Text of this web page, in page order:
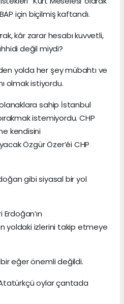
için biçilmiş kaftandı.
kâr zarar hesabı kuvvetli,
değil miydi?
yolda her şey mübahtı ve
olmak istiyordu.
sahip İstanbul
istemiyordu. CHP
kendisini
Özgür Özer’éi CHP
gibi siyasal bir yol
yoldaki izlerini takip etmeye
eğer önemli değildi.
oylar çantada